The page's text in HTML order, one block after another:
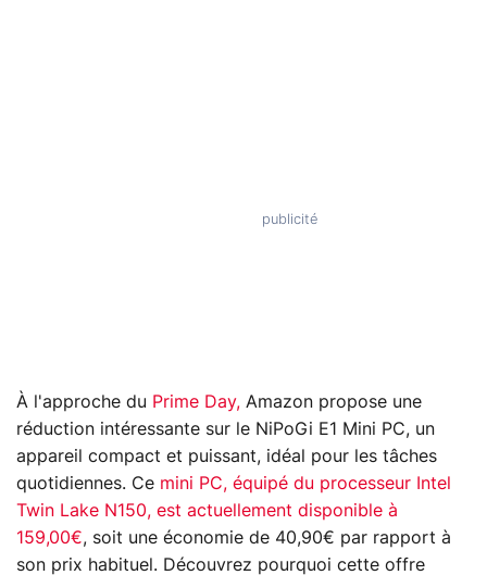
À l'approche du Prime Day, Amazon propose une
réduction intéressante sur le NiPoGi E1 Mini PC, un
appareil compact et puissant, idéal pour les tâches
quotidiennes. Ce mini PC, équipé du processeur Intel
Twin Lake N150, est actuellement disponible à
159,00€, soit une économie de 40,90€ par rapport à
son prix habituel. Découvrez pourquoi cette offre